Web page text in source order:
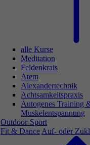
alle Kurse
Meditation
Feldenkrais
Atem
Alexandertechnik
Achtsamkeitspraxis
Autogenes Training
Muskelentspannung
Outdoor-Sport
Fit & Dance Auf- oder